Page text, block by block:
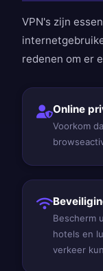
VPN's zijn
redenen om er
Online
Voorkom
Bescherm
hotels en
verkeer